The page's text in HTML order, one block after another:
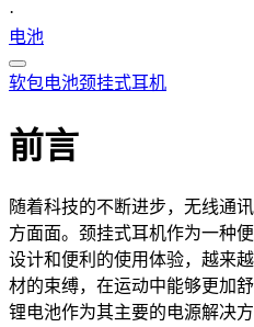
·
电池
软包电池颈挂式耳机
前言
随着科技的不断进步，无线通
方面面。颈挂式耳机作为一种
设计和便利的使用体验，越来
材的束缚，在运动中能够更加
锂电池作为其主要的电源解决